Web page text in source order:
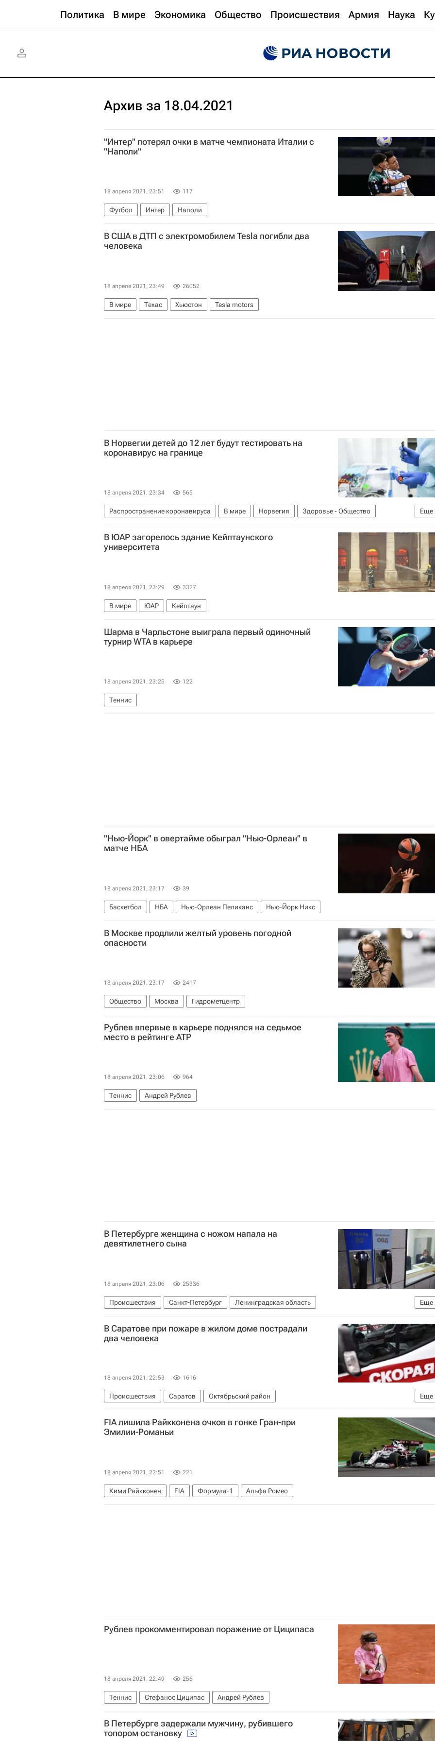
Политика В мире Экономика Общество Происшествия Армия Наука
Архив за 18.04.2021
"Интер" потерял очки в матче чемпионата Италии с
"Наполи"
18 апреля 2021, 23:51 117
Футбол Интер Наполи
В США в ДТП с электромобилем Tesla погибли два
человека
18 апреля 2021, 23:49 26052
В мире Техас Хьюстон Tesla motors
В Норвегии детей до 12 лет будут тестировать на
коронавирус на границе
18 апреля 2021, 23:34 565
Еще
Распространение коронавируса В мире Норвегия
Здоровье - Общество
Коронавирусы
Коронавирус COVID-19
В ЮАР загорелось здание Кейптаунского
университета
18 апреля 2021, 23:29 3327
В мире ЮАР Кейптаун
Шарма в Чарльстоне выиграла первый одиночный
турнир WTA в карьере
18 апреля 2021, 23:25 122
Теннис
"Нью-Йорк" в овертайме обыграл "Нью-Орлеан" в
матче НБА
18 апреля 2021, 23:17 39
Баскетбол НБА Нью-Орлеан Пеликанс Нью-Йорк Никс
В Москве продлили желтый уровень погодной
опасности
18 апреля 2021, 23:17 2417
Общество Москва Гидрометцентр
Рублев впервые в карьере поднялся на седьмое
место в рейтинге ATP
18 апреля 2021, 23:06 964
Теннис Андрей Рублев
В Петербурге женщина с ножом напала на
девятилетнего сына
18 апреля 2021, 23:06 25336
Еще
Происшествия Санкт-Петербург
Ленинградская область
Министерство внутренних дел РФ (МВД России)
В Саратове при пожаре в жилом доме пострадали
два человека
18 апреля 2021, 22:53 1616
Еще
Происшествия Саратов
Октябрьский район
МЧС России (Министерство РФ по делам гражданской обороны, чрезвычайным ситуациям и ликвидации последствий стихийных бедствий)
Россия
FIA лишила Райкконена очков в гонке Гран-при
Эмилии-Романьи
18 апреля 2021, 22:51 221
Кими Райкконен FIA Формула-1 Альфа Ромео
Рублев прокомментировал поражение от Циципаса
18 апреля 2021, 22:49 256
Теннис Стефанос Циципас Андрей Рублев
В Петербурге задержали мужчину, рубившего
топором остановку